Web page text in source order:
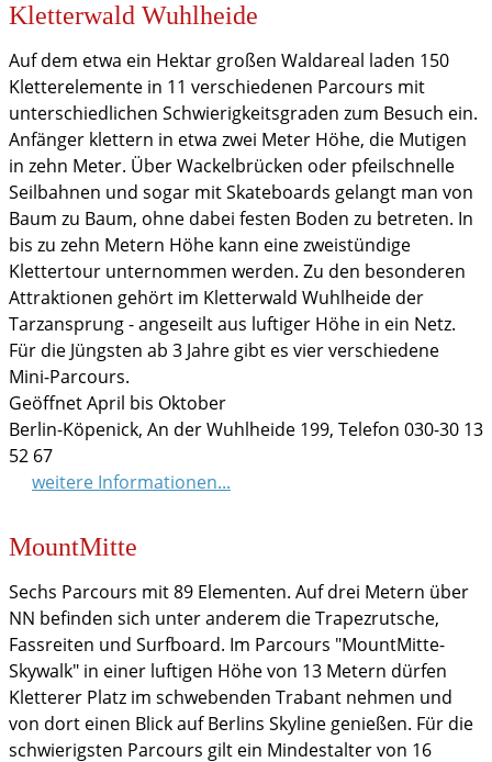
Kletterwald Wuhlheide
Auf dem etwa ein Hektar großen Waldareal laden 150
Kletterelemente in 11 verschiedenen Parcours mit
unterschiedlichen Schwierigkeitsgraden zum Besuch ein.
Anfänger klettern in etwa zwei Meter Höhe, die Mutigen
in zehn Meter. Über Wackelbrücken oder pfeilschnelle
Seilbahnen und sogar mit Skateboards gelangt man von
Baum zu Baum, ohne dabei festen Boden zu betreten. In
bis zu zehn Metern Höhe kann eine zweistündige
Klettertour unternommen werden. Zu den besonderen
Attraktionen gehört im Kletterwald Wuhlheide der
Tarzansprung - angeseilt aus luftiger Höhe in ein Netz.
Für die Jüngsten ab 3 Jahre gibt es vier verschiedene
Mini-Parcours.
Geöffnet April bis Oktober
Berlin-Köpenick, An der Wuhlheide 199, Telefon 030-30 13
52 67
weitere Informationen...
MountMitte
Sechs Parcours mit 89 Elementen. Auf drei Metern über
NN befinden sich unter anderem die Trapezrutsche,
Fassreiten und Surfboard. Im Parcours "MountMitte-
Skywalk" in einer luftigen Höhe von 13 Metern dürfen
Kletterer Platz im schwebenden Trabant nehmen und
von dort einen Blick auf Berlins Skyline genießen. Für die
schwierigsten Parcours gilt ein Mindestalter von 16